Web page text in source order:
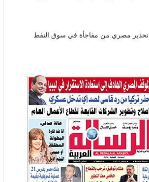
تحذير مصري من مفاجأة في سوق النفط